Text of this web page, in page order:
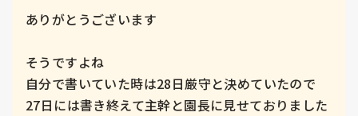
ありがとうございます
そうですよね
自分で書いていた時は28日厳守と決めていたので
27日には書き終えて主幹と園長に見せておりました